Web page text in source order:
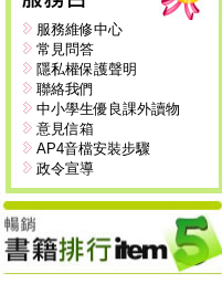
服務維修中心
常見問答
隱私權保護聲明
聯絡我們
中小學生優良課外讀物
意見信箱
AP4音檔安裝步驟
政令宣導